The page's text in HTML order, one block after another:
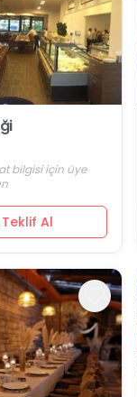
bilgisi için üye
Al